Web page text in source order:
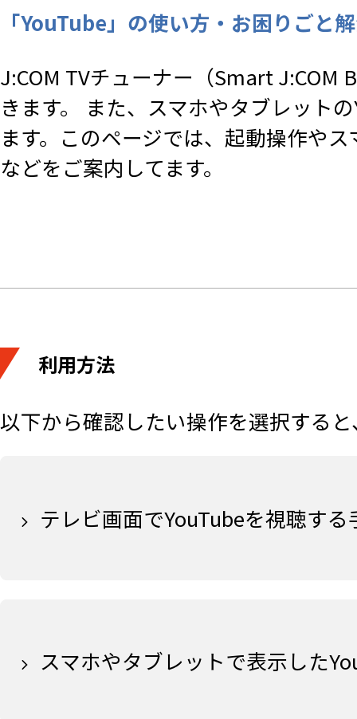
「YouTube」の使い方・お困りごと
J:COM TVチューナー（Smart J:COM
きます。 また、スマホやタブレット
ます。このページでは、起動操作や
などをご案内してます。
利用方法
以下から確認したい操作を選択する
テレビ画面でYouTubeを視聴する
スマホやタブレットで表示した